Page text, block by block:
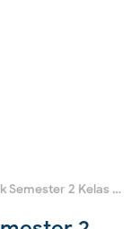
MI Sesuai KMA 183 Tahun 2022